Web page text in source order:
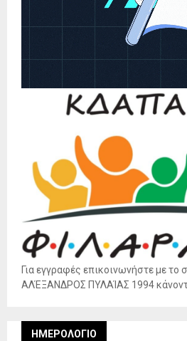
Για εγγραφές επικοινωνήστε με
ΑΛΈΞΑΝΔΡΟΣ ΠΥΛΑΊΑΣ 1994
ΗΜΕΡΟΛΌΓΙΟ